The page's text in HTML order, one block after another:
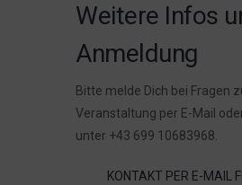
Weitere Infos
Anmeldung
Bitte melde Dich bei Fragen
Veranstaltung per E-Mail
unter +43 699 10683968.
KONTAKT PER E-MAIL